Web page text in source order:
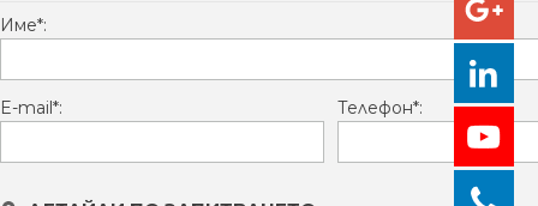
Име*:
E-mail*: Телефон*: